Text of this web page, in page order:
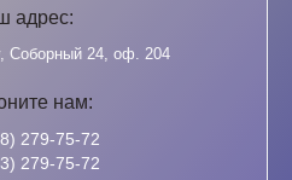
адрес:
Соборный 24, оф. 204
нам:
279-75-72
279-75-72